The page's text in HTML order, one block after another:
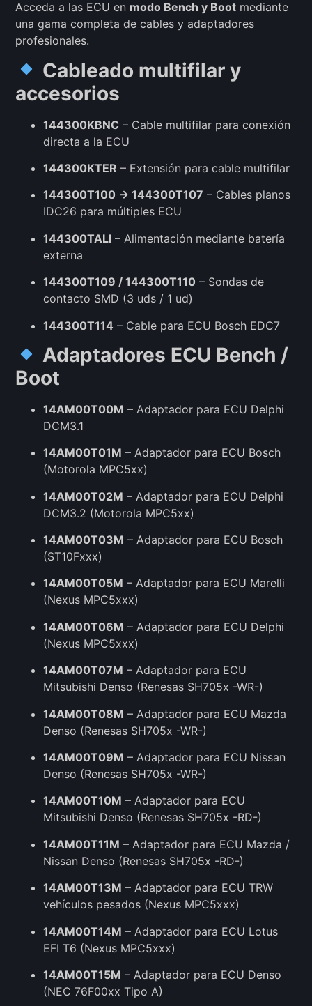
Acceda a las ECU en modo Bench y Boot mediante
una gama completa de cables y adaptadores
profesionales.
Cableado multifilar y
accesorios
144300KBNC – Cable multifilar para conexión
directa a la ECU
144300KTER – Extensión para cable multifilar
144300T100 → 144300T107 – Cables planos
IDC26 para múltiples ECU
144300TALI – Alimentación mediante batería
externa
144300T109 / 144300T110 – Sondas de
contacto SMD (3 uds / 1 ud)
144300T114 – Cable para ECU Bosch EDC7
Adaptadores ECU Bench /
Boot
14AM00T00M – Adaptador para ECU Delphi
DCM3.1
14AM00T01M – Adaptador para ECU Bosch
(Motorola MPC5xx)
14AM00T02M – Adaptador para ECU Delphi
DCM3.2 (Motorola MPC5xx)
14AM00T03M – Adaptador para ECU Bosch
(ST10Fxxx)
14AM00T05M – Adaptador para ECU Marelli
(Nexus MPC5xxx)
14AM00T06M – Adaptador para ECU Delphi
(Nexus MPC5xxx)
14AM00T07M – Adaptador para ECU
Mitsubishi Denso (Renesas SH705x -WR-)
14AM00T08M – Adaptador para ECU Mazda
Denso (Renesas SH705x -WR-)
14AM00T09M – Adaptador para ECU Nissan
Denso (Renesas SH705x -WR-)
14AM00T10M – Adaptador para ECU
Mitsubishi Denso (Renesas SH705x -RD-)
14AM00T11M – Adaptador para ECU Mazda /
Nissan Denso (Renesas SH705x -RD-)
14AM00T13M – Adaptador para ECU TRW
vehículos pesados (Nexus MPC5xxx)
14AM00T14M – Adaptador para ECU Lotus
EFI T6 (Nexus MPC5xxx)
14AM00T15M – Adaptador para ECU Denso
(NEC 76F00xx Tipo A)